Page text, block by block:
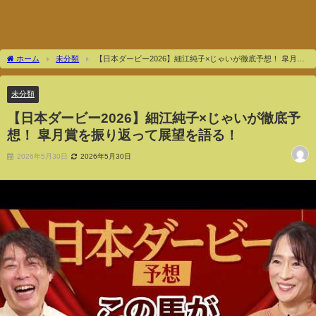
ホーム 未分類
【日本ダービー2026】細江純子×じゃいが徹底予想！ 皐月賞
を振り返って展望を語る！
未分類
【日本ダービー2026】細江純子×じゃいが徹底予
想！ 皐月賞を振り返って展望を語る！
2026年5月30日 2026年5月30日